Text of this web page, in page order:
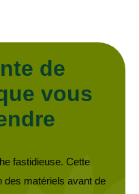
de
vous
fastidieuse. Cette
des matériels avant de